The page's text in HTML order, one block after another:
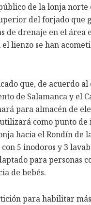
de la lonja norte
del forjado que
de drenaje en el área
lienzo se han
que, de acuerdo
de Salamanca y el
para almacén de
como punto
hacia el Rondín de
5 inodoros y 3
para personas
de bebés.
para habilitar